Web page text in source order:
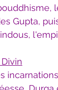
Gupta,